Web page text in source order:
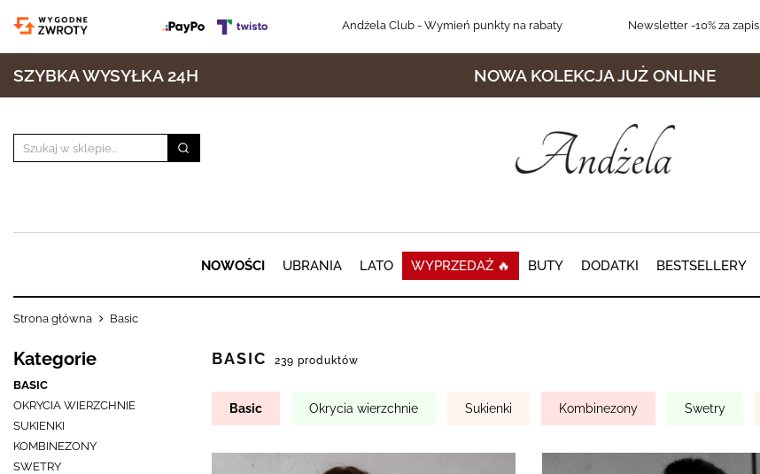
Andżela Club- Wymień punkty na rabaty Newsletter-10% za zapis
SZYBKA WYSYŁKA 24H NOWA KOLEKCJA JUŻ ONLINE
NOWOŚCI UBRANIA LATO WYPRZEDAŻ 🔥 BUTY DODATKI BESTSELLERY
Strona główna Basic
Kategorie
BASIC
OKRYCIA WIERZCHNIE
SUKIENKI
KOMBINEZONY
SWETRY
BASIC 239 produktów
Basic Okrycia wierzchnie Sukienki Kombinezony Swetry